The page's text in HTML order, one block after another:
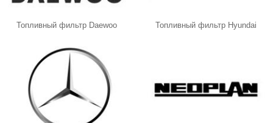
Топливный фильтр Daewoo Топливный фильтр Hyundai